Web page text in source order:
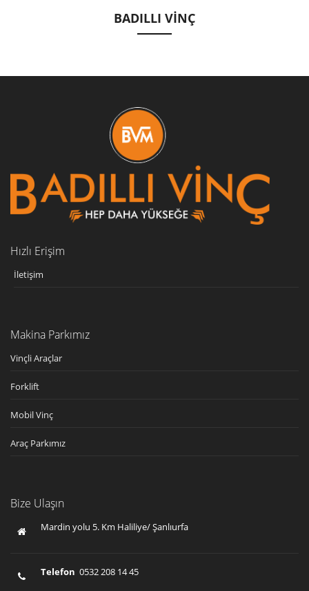
BADILLI VİNÇ
vinç
urfa
Hızlı Erişim
İletişim
Makina Parkımız
Vinçli Araçlar
Forklift
Mobil Vinç
Araç Parkımız
Bize Ulaşın
Mardin yolu 5. Km Haliliye/ Şanlıurfa
Telefon 0532 208 14 45